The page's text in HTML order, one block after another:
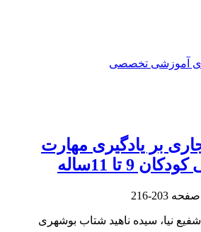
آموزشی تخصصی
بر یادگیری مهارت
9 تا 11ساله
203-216
نیا، سیده ناهید شتاب بوشهری